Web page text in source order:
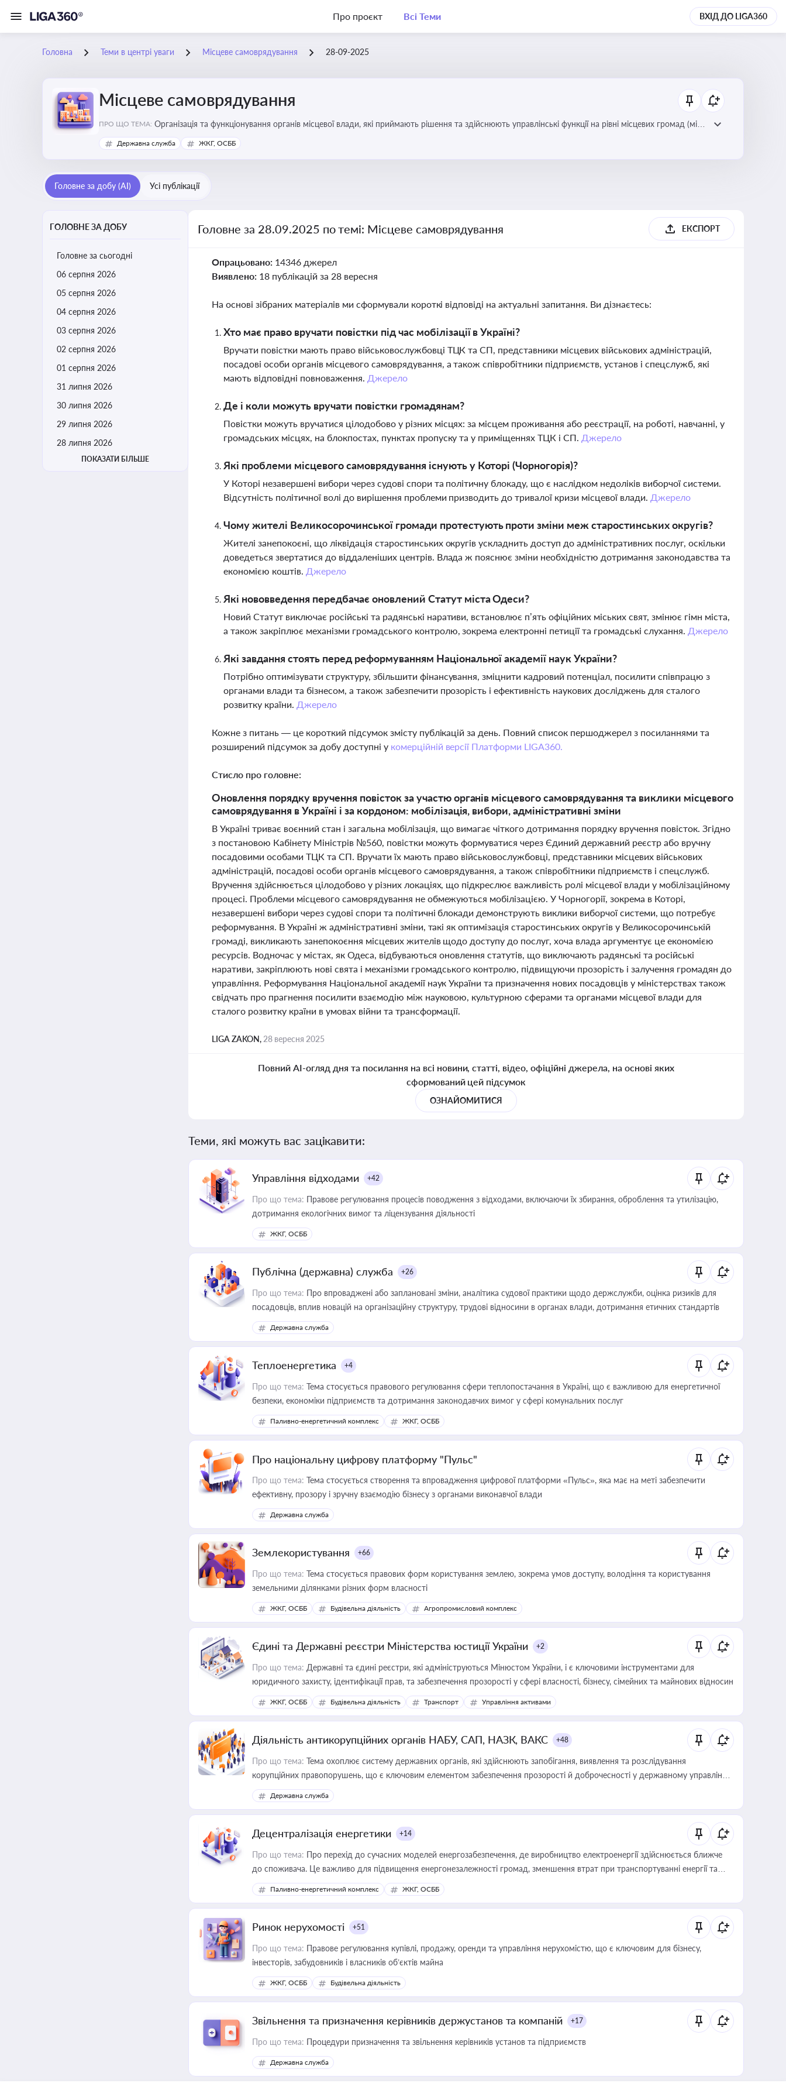
Про проєкт Всі Теми ВХІД ДО LIGA360
Головна Теми в центрі уваги Місцеве самоврядування 28-09-2025
Місцеве самоврядування
ПРО ЩО ТЕМА: Організація та функціонування органів місцевої влади, які приймають рішення та здійснюють управлінські функції на рівні місцевих громад (міст,
сіл, селищ)
Державна служба ЖКГ, ОСББ
Головне за добу (AI) Усі публікації
ГОЛОВНЕ ЗА ДОБУ
Головне за сьогодні
06 серпня 2026
05 серпня 2026
04 серпня 2026
03 серпня 2026
02 серпня 2026
01 серпня 2026
31 липня 2026
30 липня 2026
29 липня 2026
28 липня 2026
ПОКАЗАТИ БІЛЬШЕ
Головне за 28.09.2025 по темі: Місцеве самоврядування ЕКСПОРТ
Опрацьовано: 14346 джерел
Виявлено: 18 публікацій за 28 вересня
На основі зібраних матеріалів ми сформували короткі відповіді на актуальні запитання. Ви дізнаєтесь:
Хто має право вручати повістки під час мобілізації в Україні?
Вручати повістки мають право військовослужбовці ТЦК та СП, представники місцевих військових адміністрацій,
посадові особи органів місцевого самоврядування, а також співробітники підприємств, установ і спецслужб, які
мають відповідні повноваження. Джерело
Де і коли можуть вручати повістки громадянам?
Повістки можуть вручатися цілодобово у різних місцях: за місцем проживання або реєстрації, на роботі, навчанні, у
громадських місцях, на блокпостах, пунктах пропуску та у приміщеннях ТЦК і СП. Джерело
Які проблеми місцевого самоврядування існують у Которі (Чорногорія)?
У Которі незавершені вибори через судові спори та політичну блокаду, що є наслідком недоліків виборчої системи.
Відсутність політичної волі до вирішення проблеми призводить до тривалої кризи місцевої влади. Джерело
Чому жителі Великосорочинської громади протестують проти зміни меж старостинських округів?
Жителі занепокоєні, що ліквідація старостинських округів ускладнить доступ до адміністративних послуг, оскільки
доведеться звертатися до віддаленіших центрів. Влада ж пояснює зміни необхідністю дотримання законодавства та
економією коштів. Джерело
Які нововведення передбачає оновлений Статут міста Одеси?
Новий Статут виключає російські та радянські наративи, встановлює п’ять офіційних міських свят, змінює гімн міста,
а також закріплює механізми громадського контролю, зокрема електронні петиції та громадські слухання. Джерело
Які завдання стоять перед реформуванням Національної академії наук України?
Потрібно оптимізувати структуру, збільшити фінансування, зміцнити кадровий потенціал, посилити співпрацю з
органами влади та бізнесом, а також забезпечити прозорість і ефективність наукових досліджень для сталого
розвитку країни. Джерело
Кожне з питань — це короткий підсумок змісту публікацій за день. Повний список першоджерел з посиланнями та
розширений підсумок за добу доступні у комерційній версії Платформи LIGA360.
Стисло про головне:
Оновлення порядку вручення повісток за участю органів місцевого самоврядування та виклики місцевого
самоврядування в Україні і за кордоном: мобілізація, вибори, адміністративні зміни
В Україні триває воєнний стан і загальна мобілізація, що вимагає чіткого дотримання порядку вручення повісток. Згідно
з постановою Кабінету Міністрів №560, повістки можуть формуватися через Єдиний державний реєстр або вручну
посадовими особами ТЦК та СП. Вручати їх мають право військовослужбовці, представники місцевих військових
адміністрацій, посадові особи органів місцевого самоврядування, а також співробітники підприємств і спецслужб.
Вручення здійснюється цілодобово у різних локаціях, що підкреслює важливість ролі місцевої влади у мобілізаційному
процесі. Проблеми місцевого самоврядування не обмежуються мобілізацією. У Чорногорії, зокрема в Которі,
незавершені вибори через судові спори та політичні блокади демонструють виклики виборчої системи, що потребує
реформування. В Україні ж адміністративні зміни, такі як оптимізація старостинських округів у Великосорочинській
громаді, викликають занепокоєння місцевих жителів щодо доступу до послуг, хоча влада аргументує це економією
ресурсів. Водночас у містах, як Одеса, відбуваються оновлення статутів, що виключають радянські та російські
наративи, закріплюють нові свята і механізми громадського контролю, підвищуючи прозорість і залучення громадян до
управління. Реформування Національної академії наук України та призначення нових посадовців у міністерствах також
свідчать про прагнення посилити взаємодію між науковою, культурною сферами та органами місцевої влади для
сталого розвитку країни в умовах війни та трансформації.
LIGA ZAKON, 28 вересня 2025
Повний AI-огляд дня та посилання на всі новини, статті, відео, офіційні джерела, на основі яких
сформований цей підсумок
ОЗНАЙОМИТИСЯ
Теми, які можуть вас зацікавити:
Управління відходами +42
Про що тема: Правове регулювання процесів поводження з відходами, включаючи їх збирання, оброблення та утилізацію,
дотримання екологічних вимог та ліцензування діяльності
ЖКГ, ОСББ
Публічна (державна) служба +26
Про що тема: Про впроваджені або заплановані зміни, аналітика судової практики щодо держслужби, оцінка ризиків для
посадовців, вплив новацій на організаційну структуру, трудові відносини в органах влади, дотримання етичних стандартів
Державна служба
Теплоенергетика +4
Про що тема: Тема стосується правового регулювання сфери теплопостачання в Україні, що є важливою для енергетичної
безпеки, економіки підприємств та дотримання законодавчих вимог у сфері комунальних послуг
Паливно-енергетичний комплекс ЖКГ, ОСББ
Про національну цифрову платформу "Пульс"
Про що тема: Тема стосується створення та впровадження цифрової платформи «Пульс», яка має на меті забезпечити
ефективну, прозору і зручну взаємодію бізнесу з органами виконавчої влади
Державна служба
Землекористування +66
Про що тема: Тема стосується правових форм користування землею, зокрема умов доступу, володіння та користування
земельними ділянками різних форм власності
ЖКГ, ОСББ Будівельна діяльність Агропромисловий комплекс
Єдині та Державні реєстри Міністерства юстиції України +2
Про що тема: Державні та єдині реєстри, які адмініструються Мінюстом України, і є ключовими інструментами для
юридичного захисту, ідентифікації прав, та забезпечення прозорості у сфері власності, бізнесу, сімейних та майнових відносин
ЖКГ, ОСББ Будівельна діяльність Транспорт Управління активами
Діяльність антикорупційних органів НАБУ, САП, НАЗК, ВАКС +48
Про що тема: Тема охоплює систему державних органів, які здійснюють запобігання, виявлення та розслідування
корупційних правопорушень, що є ключовим елементом забезпечення прозорості й доброчесності у державному управлінні
та бізнесі
Державна служба
Децентралізація енергетики +14
Про що тема: Про перехід до сучасних моделей енергозабезпечення, де виробництво електроенергії здійснюється ближче
до споживача. Це важливо для підвищення енергонезалежності громад, зменшення втрат при транспортуванні енергії та
стимулювання розвитку відновлюваних джерел
Паливно-енергетичний комплекс ЖКГ, ОСББ
Ринок нерухомості +51
Про що тема: Правове регулювання купівлі, продажу, оренди та управління нерухомістю, що є ключовим для бізнесу,
інвесторів, забудовників і власників об’єктів майна
ЖКГ, ОСББ Будівельна діяльність
Звільнення та призначення керівників держустанов та компаній +17
Про що тема: Процедури призначення та звільнення керівників установ та підприємств
Державна служба